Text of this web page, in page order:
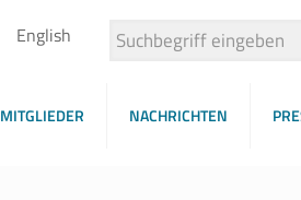
English
MITGLIEDER NACHRICHTEN